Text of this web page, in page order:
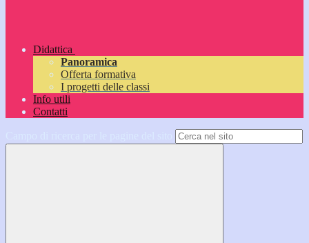
Didattica
Panoramica
Offerta formativa
I progetti delle classi
Info utili
Contatti